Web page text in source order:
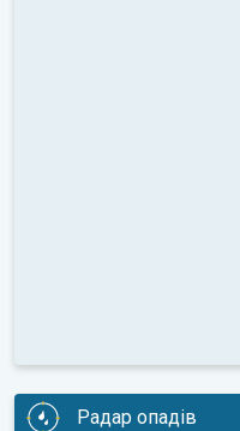
Радар опадів